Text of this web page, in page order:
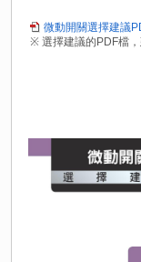
微動開關選擇建議
※ 選擇建議的PDF檔，